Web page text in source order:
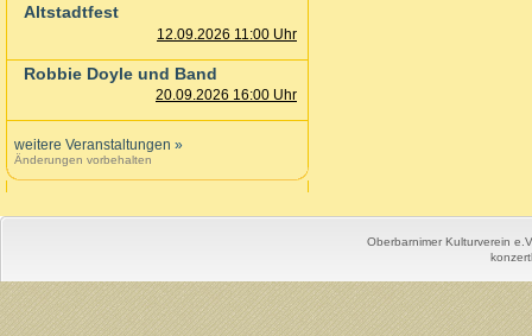
Altstadtfest
12.09.2026 11:00 Uhr
Robbie Doyle und Band
20.09.2026 16:00 Uhr
weitere Veranstaltungen »
Änderungen vorbehalten
Oberbarnimer Kulturverein